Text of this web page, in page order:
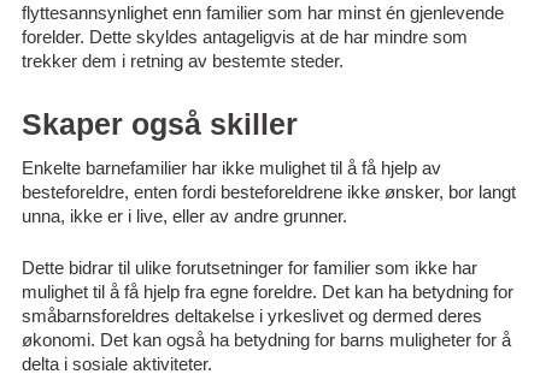
flyttesannsynlighet enn familier som har minst én gjenlevende
forelder. Dette skyldes antageligvis at de har mindre som
trekker dem i retning av bestemte steder.
Skaper også skiller
Enkelte barnefamilier har ikke mulighet til å få hjelp av
besteforeldre, enten fordi besteforeldrene ikke ønsker, bor langt
unna, ikke er i live, eller av andre grunner.
Dette bidrar til ulike forutsetninger for familier som ikke har
mulighet til å få hjelp fra egne foreldre. Det kan ha betydning for
småbarnsforeldres deltakelse i yrkeslivet og dermed deres
økonomi. Det kan også ha betydning for barns muligheter for å
delta i sosiale aktiviteter.